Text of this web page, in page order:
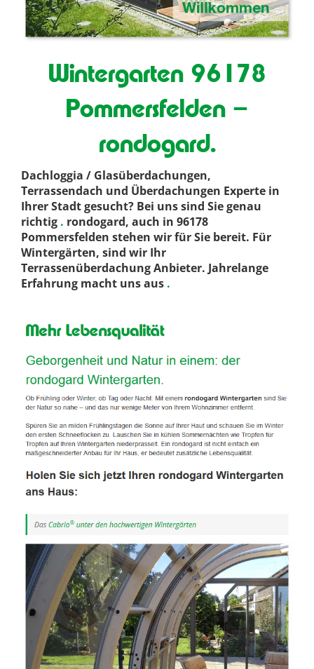
Wintergarten 96178
Pommersfelden –
rondogard.
Dachloggia / Glasüberdachungen,
Terrassendach und Überdachungen Experte in
Ihrer Stadt gesucht? Bei uns sind Sie genau
richtig . rondogard, auch in 96178
Pommersfelden stehen wir für Sie bereit. Für
Wintergärten, sind wir Ihr
Terrassenüberdachung Anbieter. Jahrelange
Erfahrung macht uns aus .